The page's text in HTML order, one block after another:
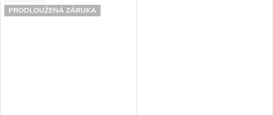
PRODLOUŽENÁ ZÁRUKA